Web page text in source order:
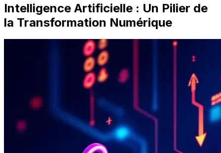
Intelligence Artificielle : Un Pilier de
la Transformation Numérique